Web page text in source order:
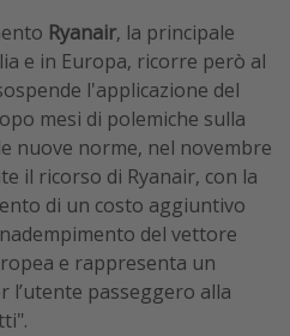
Ryanair, la principale
e in Europa, ricorre però al
l'applicazione del
mesi di polemiche sulla
nuove norme, nel novembre
il ricorso di Ryanair, con la
di un costo aggiuntivo
del vettore
e rappresenta un
l’utente passeggero alla